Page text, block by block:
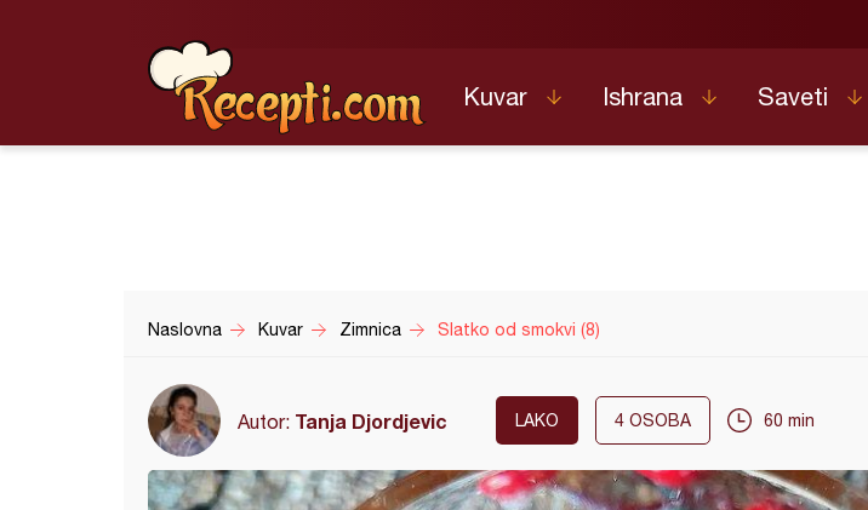
Kuvar Ishrana Saveti
Naslovna Kuvar Zimnica Slatko od smokvi (8)
Autor: Tanja Djordjevic LAKO 4 OSOBA 60 min